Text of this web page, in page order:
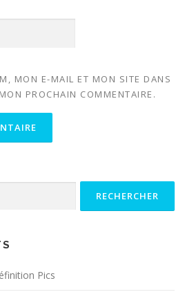
MON E-MAIL ET MON SITE DANS
PROCHAIN COMMENTAIRE.
Pics